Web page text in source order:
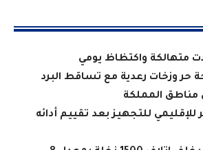
متهالكة واكتظاظ يومي
حر وزخات رعدية مع تساقط البرد
مناطق المملكة
للإقليمي للتجهيز بعد تقييم أدائه